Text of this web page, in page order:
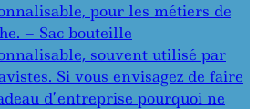
pour les métiers de
– Sac bouteille
souvent utilisé par
Si vous envisagez de faire
d’entreprise pourquoi ne